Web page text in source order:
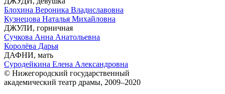
Блохина Вероника Владиславовна
Кузнецова Наталья Михайловна
ДЖУЛИ, горничная
Сучкова Анна Анатольевна
Королёва Дарья
ДАФНИ, мать
Суродейкина Елена Александровна
© Нижегородский государственный
академический театр драмы, 2009–2020